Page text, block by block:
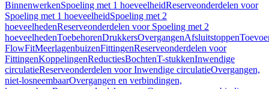
BinnenwerkenSpoeling met 1 hoeveelheidReserveonderdelen voor
Spoeling met 1 hoeveelheidSpoeling met 2
hoeveelhedenReserveonderdelen voor Spoeling met 2
hoeveelhedenToebehorenDrukkersOvergangenAfsluitstoppen
FlowFitMeerlagenbuizenFittingenReserveonderdelen voor
FittingenKoppelingenReductiesBochtenT-stukkenInwendige
circulatieReserveonderdelen voor Inwendige circulatieOvergangen,
niet-losneembaarOvergangen en verbindingen,